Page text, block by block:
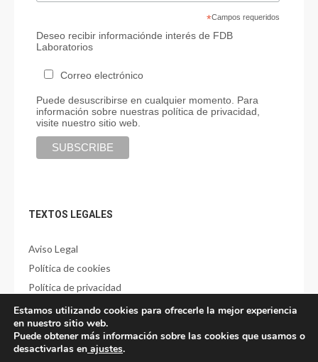
*Campos requeridos
Deseo recibir informaciónde interés de FDB
Laboratorios
Correo electrónico
Puede desuscribirse en cualquier momento. Para
información sobre nuestras política de privacidad,
visite nuestro sitio web.
TEXTOS LEGALES
Aviso Legal
Política de cookies
Política de privacidad
Estamos utilizando cookies para ofrecerle la mejor experiencia
en nuestro sitio web.
Puede obtener más información sobre las cookies que usamos o
desactivarlas en ajustes.